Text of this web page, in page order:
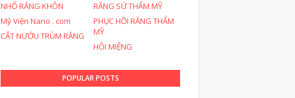
NHỔ RĂNG KHÔN
RĂNG SỨ THẨM MỸ
Mỹ Viện Nano . com
PHỤC HỒI RĂNG THẨM
MỸ
CẮT NƯỚU TRÙM RĂNG
HÔI MIỆNG
POPULAR POSTS